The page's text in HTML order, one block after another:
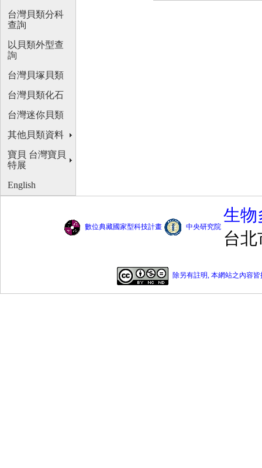
台灣貝類分科
查詢
以貝類外型查
詢
台灣貝塚貝類
台灣貝類化石
台灣迷你貝類
其他貝類資料
寶貝 台灣寶貝
特展
English
數位典藏國家型科技計畫 中央研究院
生物
台北
除另有註明, 本網站之內容